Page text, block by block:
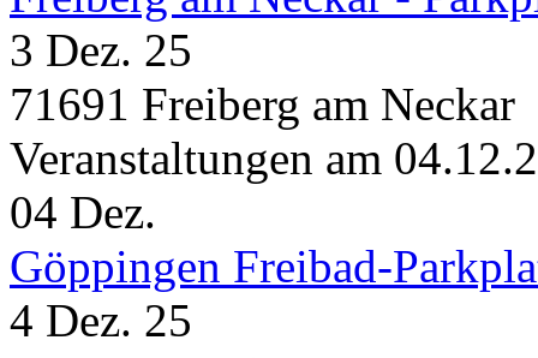
3 Dez. 25
71691 Freiberg am Neckar
Veranstaltungen am
04 Dez.
Göppingen Freibad-
4 Dez. 25